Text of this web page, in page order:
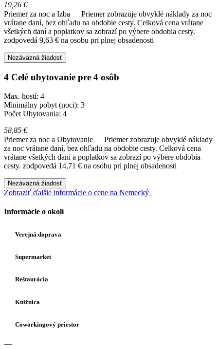
19,26 €
Priemer za noc a Izba
Priemer zobrazuje obvyklé náklady za noc
vrátane daní, bez ohľadu na obdobie cesty. Celková cena vrátane
všetkých daní a poplatkov sa zobrazí po výbere obdobia cesty.
zodpovedá 9,63 € na osobu pri plnej obsadenosti
Nezáväzná žiadosť
4 Celé ubytovanie pre 4 osôb
Max. hostí: 4
Minimálny pobyt (noci): 3
Počet Ubytovania: 4
58,85 €
Priemer za noc a Ubytovanie
Priemer zobrazuje obvyklé náklady
za noc vrátane daní, bez ohľadu na obdobie cesty. Celková cena
vrátane všetkých daní a poplatkov sa zobrazí po výbere obdobia
cesty. zodpovedá 14,71 € na osobu pri plnej obsadenosti
Nezáväzná žiadosť
Zobraziť ďalšie informácie o cene na Nemecký
Informácie o okolí
Verejná doprava
Supermarket
Reštaurácia
Knižnica
Coworkingový priestor
—